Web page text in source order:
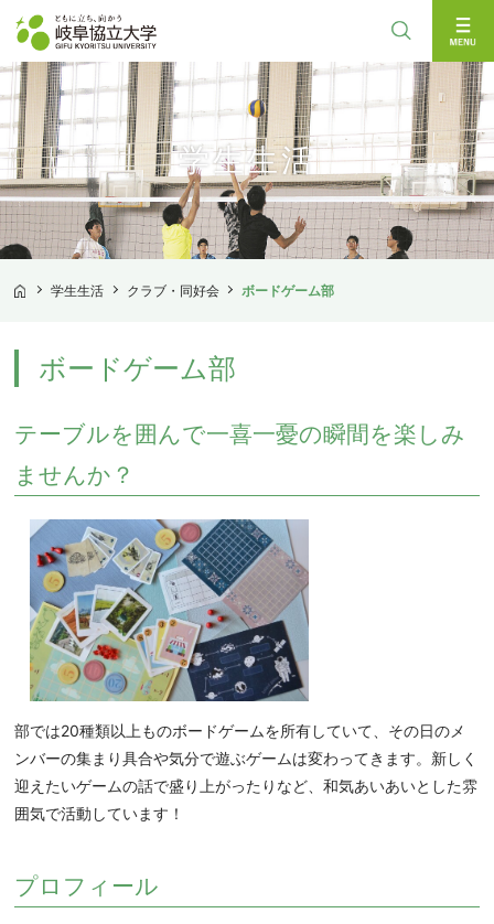
学生生活
学生生活 クラブ・同好会 ボードゲーム部
ボードゲーム部
テーブルを囲んで一喜一憂の瞬間を楽しみ
ませんか？
部では20種類以上ものボードゲームを所有していて、その日のメ
ンバーの集まり具合や気分で遊ぶゲームは変わってきます。新しく
迎えたいゲームの話で盛り上がったりなど、和気あいあいとした雰
囲気で活動しています！
プロフィール